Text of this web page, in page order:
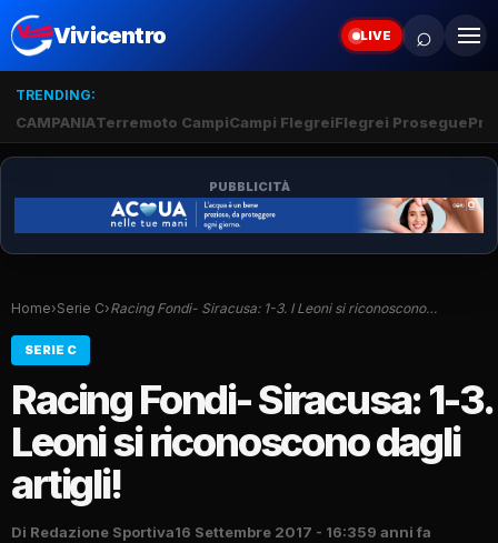
Vivicentro LIVE ⌕
TRENDING:
CAMPANIATerremoto CampiCampi FlegreiFlegrei Prosegue
PUBBLICITÀ
Home›Serie C›Racing Fondi- Siracusa: 1-3. I Leoni si riconoscono…
SERIE C
Racing Fondi- Siracusa: 1-3.
Leoni si riconoscono dagli
artigli!
Di Redazione Sportiva16 Settembre 2017 - 16:359 anni fa